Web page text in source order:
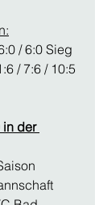
6:0 / 6:0 Sieg
1:6 / 7:6 / 10:5
in der